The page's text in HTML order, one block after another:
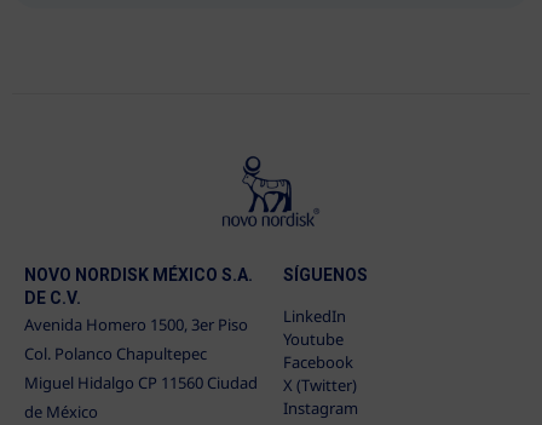
NOVO NORDISK MÉXICO S.A.
DE C.V.
Avenida Homero 1500, 3er Piso
Col. Polanco Chapultepec
Miguel Hidalgo CP 11560 Ciudad
de México
SÍGUENOS
LinkedIn
Youtube
Facebook
X (Twitter)
Instagram